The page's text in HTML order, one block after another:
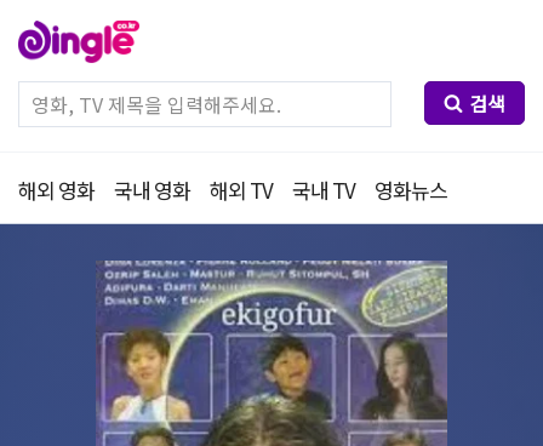
검색
해외 영화 국내 영화 해외 TV 국내 TV 영화뉴스